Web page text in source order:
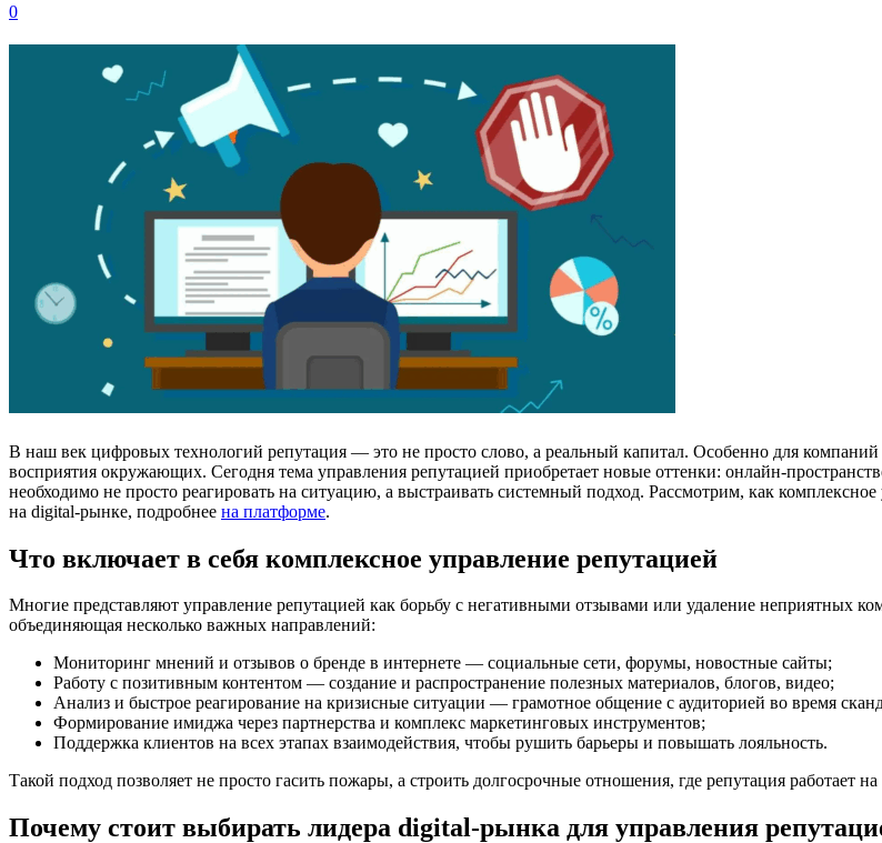
0
В наш век цифровых технологий репутация — это не просто слово, а реальный капитал. Особенно для
восприятия окружающих. Сегодня тема управления репутацией приобретает новые оттенки: онлайн-
необходимо не просто реагировать на ситуацию, а выстраивать системный подход. Рассмотрим, как
на digital-рынке, подробнее на платформе.
Что включает в себя комплексное управление репутацией
Многие представляют управление репутацией как борьбу с негативными отзывами или удаление неприятных
объединяющая несколько важных направлений:
Мониторинг мнений и отзывов о бренде в интернете — социальные сети, форумы, новостные сайты;
Работу с позитивным контентом — создание и распространение полезных материалов, блогов, видео;
Анализ и быстрое реагирование на кризисные ситуации — грамотное общение с аудиторией во время
Формирование имиджа через партнерства и комплекс маркетинговых инструментов;
Поддержка клиентов на всех этапах взаимодействия, чтобы рушить барьеры и повышать лояльность.
Такой подход позволяет не просто гасить пожары, а строить долгосрочные отношения, где репутация работает на
Почему стоит выбирать лидера digital-рынка для управления